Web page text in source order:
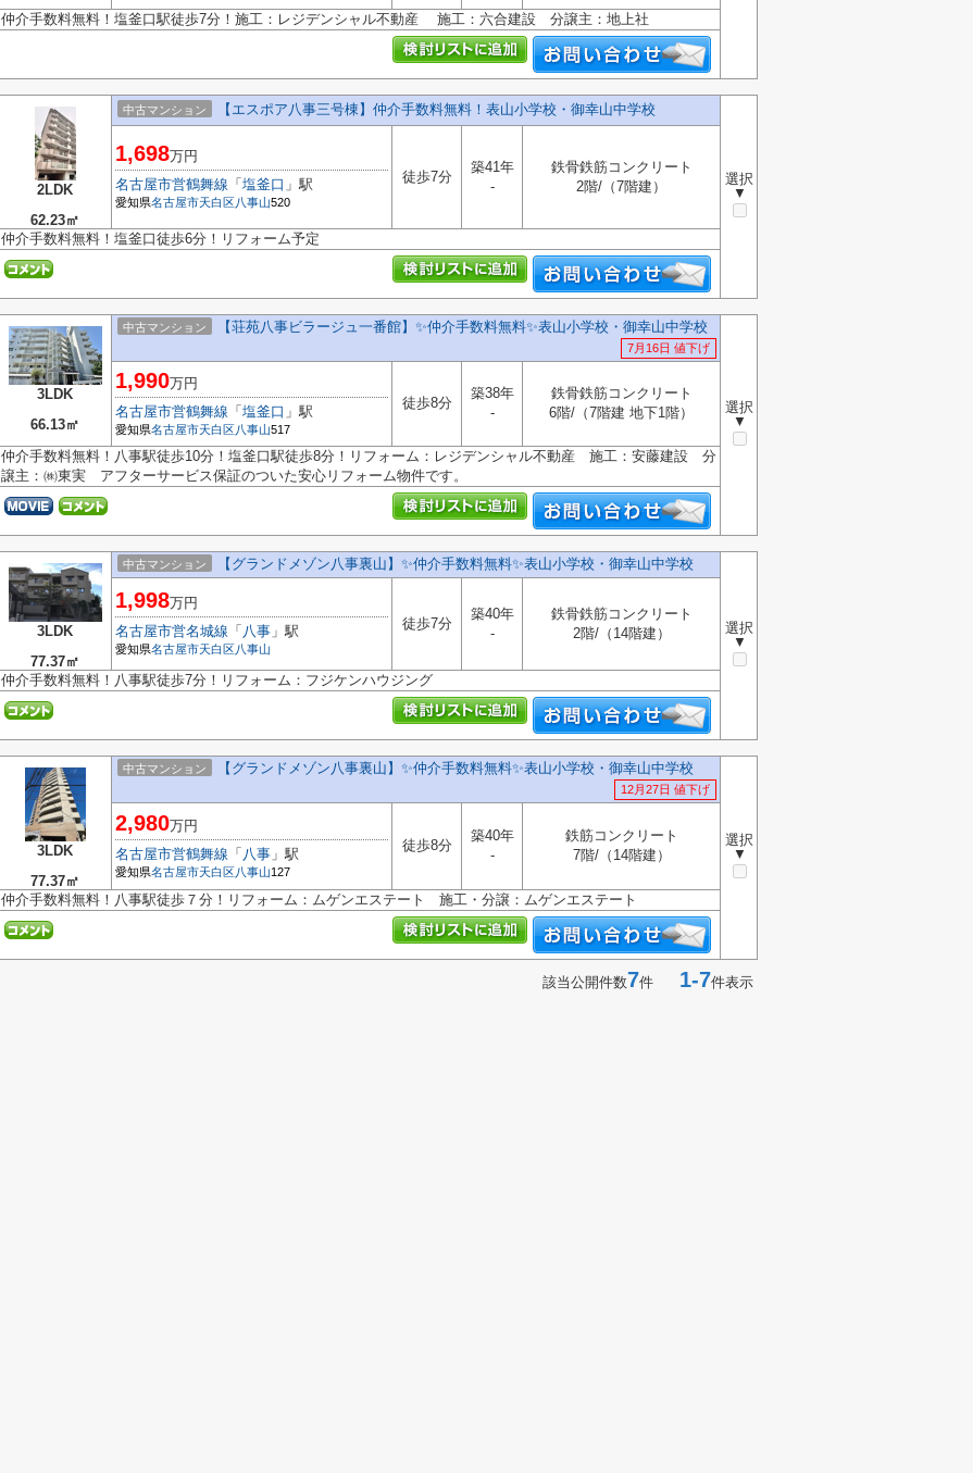
仲介手数料無料！塩釜口駅徒歩7分！施工：レジデンシャル不動産 施工：六合建設 分譲主：地上社
2LDK
62.23㎡
中古マンション 【エスポア八事三号棟】仲介手数料無料！表山小学校・御幸山中学校
選択
▼
1,698万円
名古屋市営鶴舞線 「 塩釜口 」駅
愛知県名古屋市天白区八事山520
徒歩7分
築41年
-
鉄骨鉄筋コンクリート
2階/（7階建）
仲介手数料無料！塩釜口徒歩6分！リフォーム予定
3LDK
66.13㎡
中古マンション 【荘苑八事ビラージュ一番館】✨️仲介手数料無料✨️表山小学校・御幸山中学校
7月16日 値下げ
選択
▼
1,990万円
名古屋市営鶴舞線 「 塩釜口 」駅
愛知県名古屋市天白区八事山517
徒歩8分
築38年
-
鉄骨鉄筋コンクリート
6階/（7階建 地下1階）
仲介手数料無料！八事駅徒歩10分！塩釜口駅徒歩8分！リフォーム：レジデンシャル不動産 施工：安藤建設 分
譲主：㈱東実 アフターサービス保証のついた安心リフォーム物件です。
3LDK
77.37㎡
中古マンション 【グランドメゾン八事裏山】✨️仲介手数料無料✨️表山小学校・御幸山中学校
選択
▼
1,998万円
名古屋市営名城線 「 八事 」駅
愛知県名古屋市天白区八事山
徒歩7分
築40年
-
鉄骨鉄筋コンクリート
2階/（14階建）
仲介手数料無料！八事駅徒歩7分！リフォーム：フジケンハウジング
3LDK
77.37㎡
中古マンション 【グランドメゾン八事裏山】✨️仲介手数料無料✨️表山小学校・御幸山中学校
12月27日 値下げ
選択
▼
2,980万円
名古屋市営鶴舞線 「 八事 」駅
愛知県名古屋市天白区八事山127
徒歩8分
築40年
-
鉄筋コンクリート
7階/（14階建）
仲介手数料無料！八事駅徒歩７分！リフォーム：ムゲンエステート 施工・分譲：ムゲンエステート
該当公開件数7件 1-7件表示